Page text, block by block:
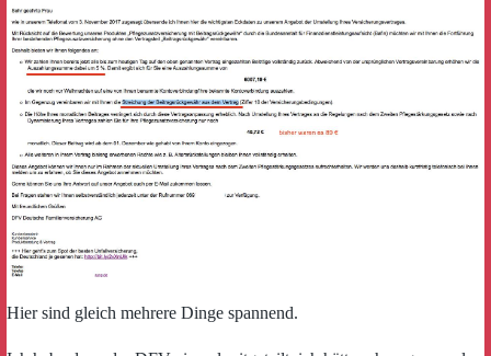
Hier sind gleich mehrere Dinge spannend.